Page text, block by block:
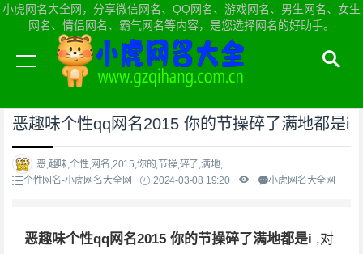
小虎网名大全网，分享微信网名、QQ网名、游戏网名、男生网名、女生
网名、情侣网名、霸气网名等内容，是您选择网名的好助手。
当前位置：小虎网名大全网首页>个性网名
恶趣味个性qq网名2015 你的节操碎了满地都是i
恶,趣味,个性,网名,2015,你的,节操,碎了,满地,
个性网名-小虎网名大全网
2024-03-08 19:20 小虎网名大全网
恶趣味个性qq网名2015 你的节操碎了满地都是i ,对